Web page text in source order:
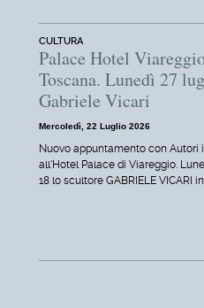
CULTURA
Palace Hotel
Toscana. Lunedì 27
Gabriele Vicari
Mercoledì, 22 Luglio 2026
Nuovo appuntamento con Autori
all'Hotel Palace di Viareggio.
18 lo scultore GABRIELE VICARI